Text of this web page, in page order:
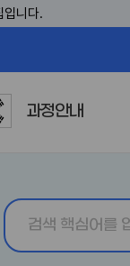
입니다.
과정안내